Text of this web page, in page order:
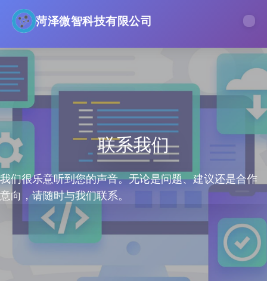
菏泽微智科技有限公司
联系我们
我们很乐意听到您的声音。无论是问题、建议还是合作
意向，请随时与我们联系。